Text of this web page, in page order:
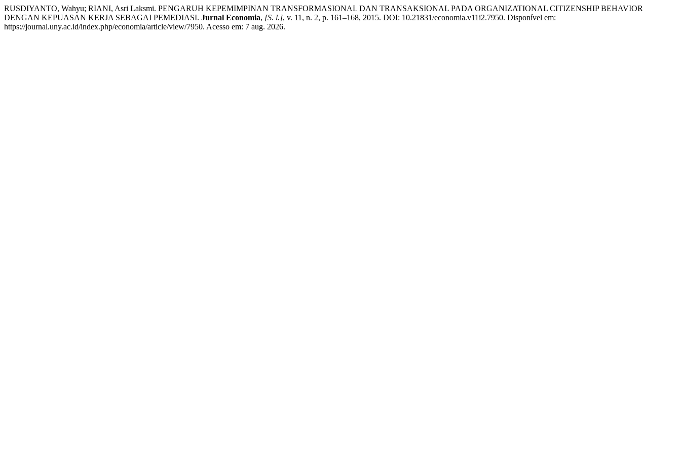
RUSDIYANTO, Wahyu; RIANI, Asri Laksmi. PENGARUH KEPEMIMPINAN TRANSFORMASIONAL DAN TRANSAKSIONAL PADA ORGANIZATIONAL CITIZENSHIP BEHAVIOR
DENGAN KEPUASAN KERJA SEBAGAI PEMEDIASI. Jurnal Economia, [S. l.], v. 11, n. 2, p. 161–168, 2015. DOI: 10.21831/economia.v11i2.7950. Disponível em:
https://journal.uny.ac.id/index.php/economia/article/view/7950. Acesso em: 7 aug. 2026.